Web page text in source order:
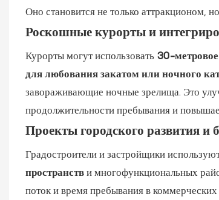
Оно становится не только аттракционом,
Роскошные курорты и
Курорты могут использовать 30-
для любования закатом или ночного
завораживающие ночные зрелища. Это
продолжительности пребывания и
Проекты городского развития и
Градостроители и застройщики
пространстви многофункциональных
поток и время пребывания в